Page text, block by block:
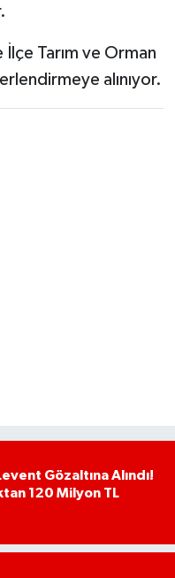
Tarım ve Orman
alınıyor.
Gözaltına Alındı!
120 Milyon TL